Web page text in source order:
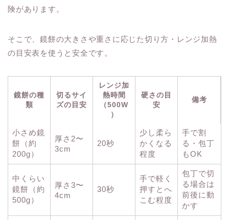
険があります。
そこで、鏡餅の大きさや重さに応じた切り方・レンジ加熱
の目安表を使うと安全です。
鏡餅の種
類
切るサイ
ズの目安
レンジ加
熱時間
（500W
）
硬さの目
安
備考
小さめ鏡
餅（約
200g）
厚さ2〜
3cm
20秒
少し柔ら
かくなる
程度
手で割
る・包丁
もOK
中くらい
鏡餅（約
500g）
厚さ3〜
4cm
30秒
手で軽く
押すとへ
こむ程度
包丁で切
る場合は
前後に動
かす